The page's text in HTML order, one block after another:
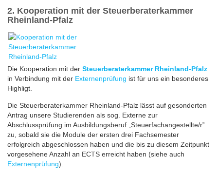
2. Kooperation mit der Steuerberaterkammer
Rheinland-Pfalz
Die Kooperation mit der Steuerberaterkammer Rheinland-Pfalz
in Verbindung mit der Externenprüfung ist für uns ein besonderes
Highligt.
Die Steuerberaterkammer Rheinland-Pfalz lässt auf gesonderten
Antrag unsere Studierenden als sog. Externe zur
Abschlussprüfung im Ausbildungsberuf „Steuerfachangestellte/r‟
zu, sobald sie die Module der ersten drei Fachsemester
erfolgreich abgeschlossen haben und die bis zu diesem Zeitpunkt
vorgesehene Anzahl an ECTS erreicht haben (siehe auch
Externenprüfung).